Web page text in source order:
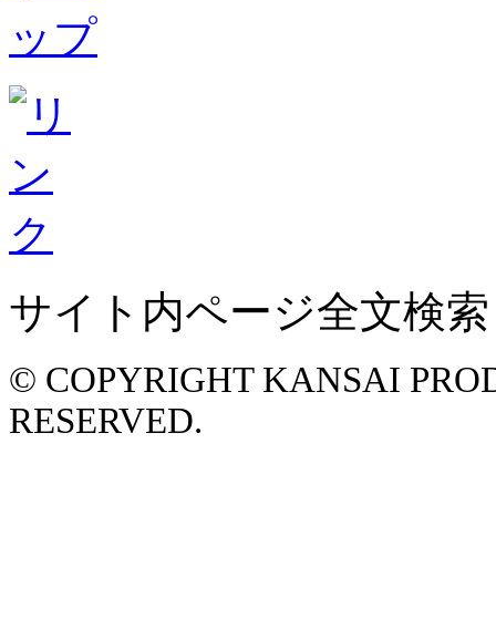
サイト内ページ全文検索
© COPYRIGHT KANSAI
RESERVED.